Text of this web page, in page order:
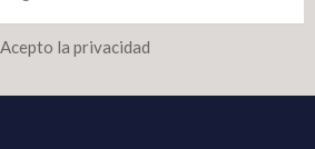
Acepto la privacidad